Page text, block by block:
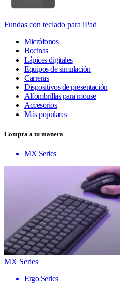
Fundas con teclado para iPad
Micrófonos
Bocinas
Lápices digitales
Equipos de simulación
Carreras
Dispositivos de presentación
Alfombrillas para mouse
Accesorios
Más populares
Compra a tu manera
MX Series
MX Series
Ergo Series